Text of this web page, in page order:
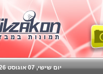
יום שישי, 07 אוגוסט 2026 |